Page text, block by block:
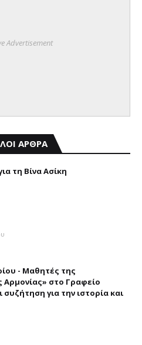
Advertisement
ΑΡΘΡΑ
τη Βίνα Ασίκη
- Μαθητές της
στο Γραφείο
για την ιστορία και